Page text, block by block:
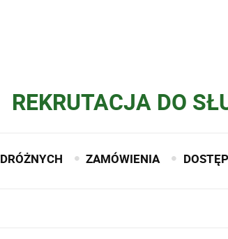
REKRUTACJA DO
ZAMÓWIENIA